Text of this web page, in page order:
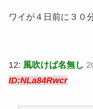
ワイが４日前に３０
12: 風吹けば名無し
ID:NLa84Rwcr